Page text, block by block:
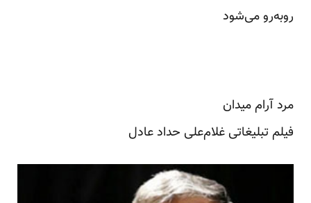
روبه‌رو می‌شود
مرد آرام میدان
فیلم تبلیغاتی غلام‌علی حداد عادل